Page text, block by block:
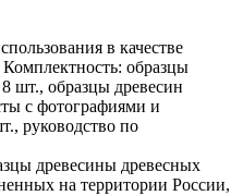
в качестве
образцы
шт., образцы древесин
с фотографиями и
руководство по
древесины древесных
на территории России,